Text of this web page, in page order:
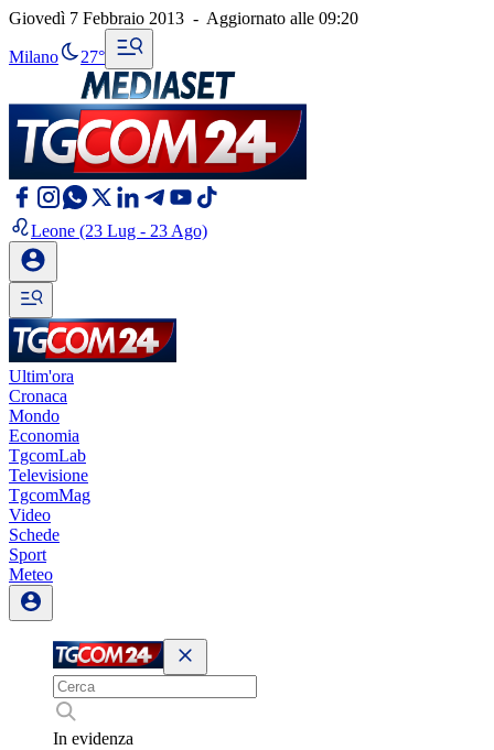
Giovedì 7 Febbraio 2013 - Aggiornato alle 09:20
Milano 27°
Leone (23 Lug - 23 Ago)
Ultim'ora
Cronaca
Mondo
Economia
TgcomLab
Televisione
TgcomMag
Video
Schede
Sport
Meteo
In evidenza